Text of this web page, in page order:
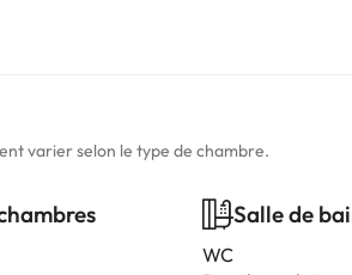
varier selon le type de chambre.
Salle de
WC